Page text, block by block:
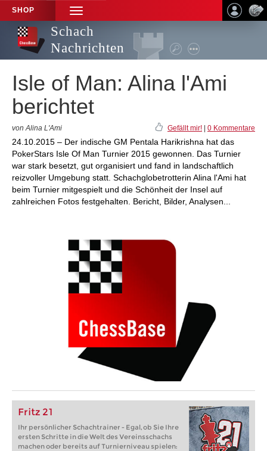
SHOP
TOGGLE
NAVIGATION
Schach
Nachrichten
Isle of Man: Alina l'Ami
berichtet
von Alina L'Ami Gefällt mir! 0 Kommentare
24.10.2015 – Der indische GM Pentala Harikrishna hat das
PokerStars Isle Of Man Turnier 2015 gewonnen. Das Turnier
war stark besetzt, gut organisiert und fand in landschaftlich
reizvoller Umgebung statt. Schachglobetrotterin Alina l'Ami hat
beim Turnier mitgespielt und die Schönheit der Insel auf
zahlreichen Fotos festgehalten. Bericht, Bilder, Analysen...
Fritz 21
Ihr persönlicher Schachtrainer - Egal, ob Sie Ihre
ersten Schritte in die Welt des Vereinsschachs
machen oder bereits auf Turnierniveau spielen: